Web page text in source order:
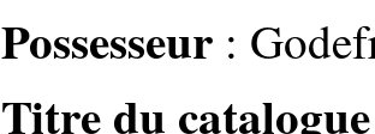
Possesseur :
Titre du catalogue